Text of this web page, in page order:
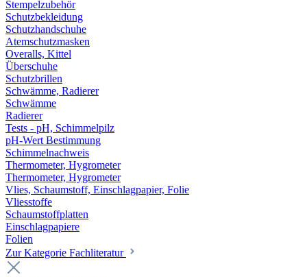
Stempelzubehör
Schutzbekleidung
Schutzhandschuhe
Atemschutzmasken
Overalls, Kittel
Überschuhe
Schutzbrillen
Schwämme, Radierer
Schwämme
Radierer
Tests - pH, Schimmelpilz
pH-Wert Bestimmung
Schimmelnachweis
Thermometer, Hygrometer
Thermometer, Hygrometer
Vlies, Schaumstoff, Einschlagpapier, Folie
Vliesstoffe
Schaumstoffplatten
Einschlagpapiere
Folien
Zur Kategorie Fachliteratur